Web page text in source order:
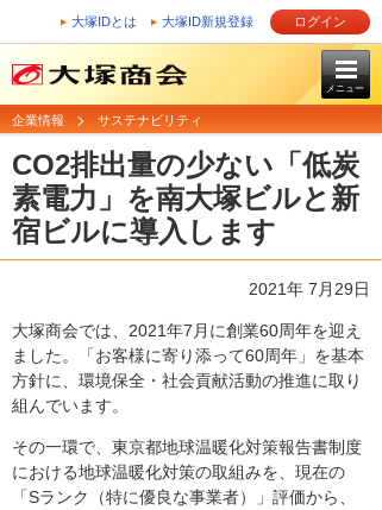
大塚IDとは 大塚ID新規登録 ログイン
メニュー
企業情報 サステナビリティ
CO2排出量の少ない「低炭
素電力」を南大塚ビルと新
宿ビルに導入します
2021年 7月29日
大塚商会では、2021年7月に創業60周年を迎え
ました。「お客様に寄り添って60周年」を基本
方針に、環境保全・社会貢献活動の推進に取り
組んでいます。
その一環で、東京都地球温暖化対策報告書制度
における地球温暖化対策の取組みを、現在の
「Sランク（特に優良な事業者）」評価から、